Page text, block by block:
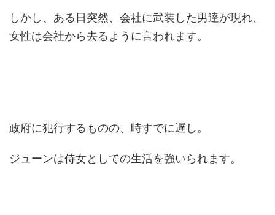
しかし、ある日突然、会社に武装した男達が現れ、
女性は会社から去るように言われます。
政府に犯行するものの、時すでに遅し。
ジューンは侍女としての生活を強いられます。